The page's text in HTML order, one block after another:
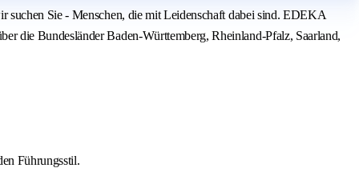
Sie - Menschen, die mit Leidenschaft dabei sind. EDEKA
die Bundesländer Baden-Württemberg, Rheinland-Pfalz, Saarland,
Führungsstil.